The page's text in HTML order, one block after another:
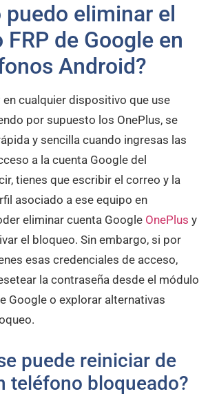
puedo eliminar el
FRP de Google en
Android?
en cualquier dispositivo que use
por supuesto los OnePlus, se
y sencilla cuando ingresas las
a la cuenta Google del
tienes que escribir el correo y la
asociado a ese equipo en
eliminar cuenta Google OnePlus y
el bloqueo. Sin embargo, si por
esas credenciales de acceso,
la contraseña desde el módulo
Google o explorar alternativas
puede reiniciar de
teléfono bloqueado?